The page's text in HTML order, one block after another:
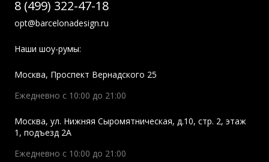
8 (499) 322-47-18
opt@barcelonadesign.ru
Наши шоу-румы:
Москва, Проспект Вернадского 25
Ежедневно с 10:00 до 21:00
Москва, ул. Нижняя Сыромятническая, д.10, стр. 2, этаж
1, подъезд 2A
Ежедневно с 10:00 до 21:00